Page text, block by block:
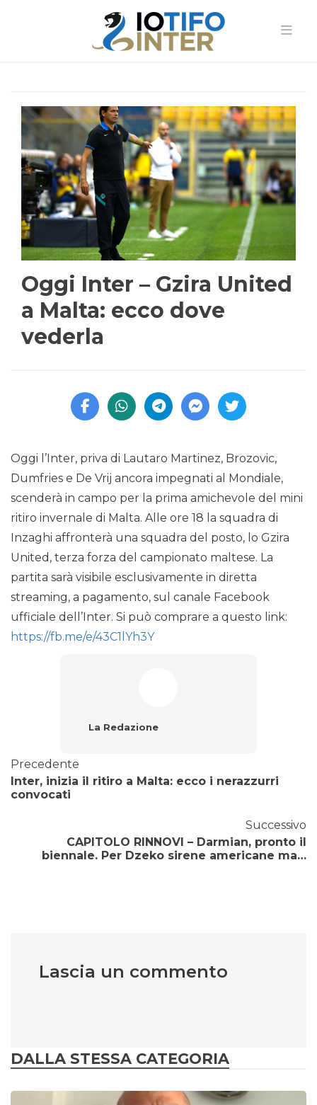
Oggi Inter – Gzira United
a Malta: ecco dove
vederla
Oggi l’Inter, priva di Lautaro Martinez, Brozovic,
Dumfries e De Vrij ancora impegnati al Mondiale,
scenderà in campo per la prima amichevole del mini
ritiro invernale di Malta. Alle ore 18 la squadra di
Inzaghi affronterà una squadra del posto, lo Gzira
United, terza forza del campionato maltese. La
partita sarà visibile esclusivamente in diretta
streaming, a pagamento, sul canale Facebook
ufficiale dell’Inter. Si può comprare a questo link:
https://fb.me/e/43C1lYh3Y
La Redazione
Precedente
Inter, inizia il ritiro a Malta: ecco i nerazzurri
convocati
Successivo
CAPITOLO RINNOVI – Darmian, pronto il
biennale. Per Dzeko sirene americane ma…
Lascia un commento
DALLA STESSA CATEGORIA